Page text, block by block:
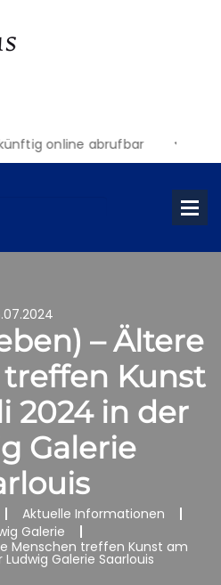
online abrufbar
– Ältere
Kunst
2024 in der
Galerie
Aktuelle Informationen
Galerie
Menschen treffen Kunst am
Galerie Saarlouis